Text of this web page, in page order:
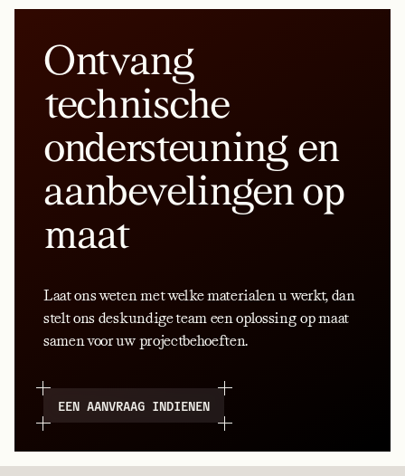
Ontvang
technische
ondersteuning en
aanbevelingen op
maat
Laat ons weten met welke materialen u werkt, dan
stelt ons deskundige team een oplossing op maat
samen voor uw projectbehoeften.
EEN AANVRAAG INDIENEN